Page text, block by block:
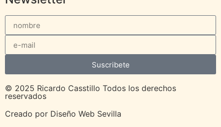
Suscribete
© 2025 Ricardo Casstillo Todos los derechos
reservados
Creado por Diseño Web Sevilla